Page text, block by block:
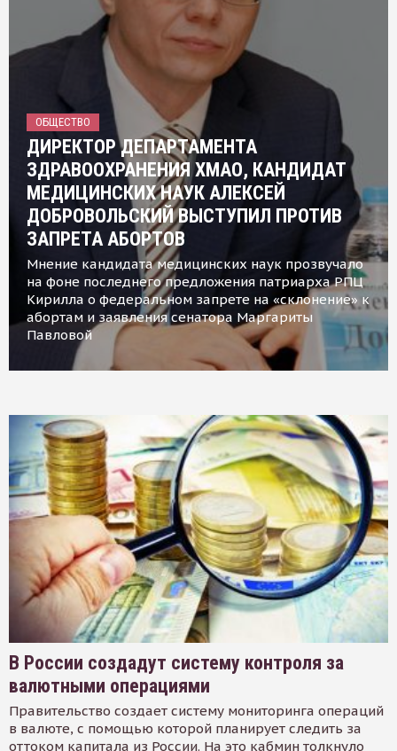
ОБЩЕСТВО
ДИРЕКТОР ДЕПАРТАМЕНТА
ЗДРАВООХРАНЕНИЯ ХМАО, КАНДИДАТ
МЕДИЦИНСКИХ НАУК АЛЕКСЕЙ
ДОБРОВОЛЬСКИЙ ВЫСТУПИЛ ПРОТИВ
ЗАПРЕТА АБОРТОВ
Мнение кандидата медицинских наук прозвучало
на фоне последнего предложения патриарха РПЦ
Кирилла о федеральном запрете на «склонение» к
абортам и заявления сенатора Маргариты
Павловой
В России создадут систему контроля за
валютными операциями
Правительство создает систему мониторинга операций
в валюте, с помощью которой планирует следить за
оттоком капитала из России. На это кабмин толкнуло